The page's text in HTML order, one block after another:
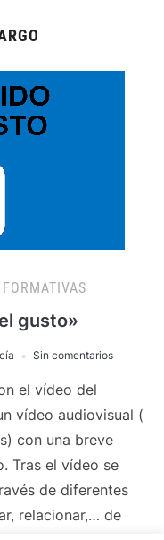
gusto»
Sin comentarios
el vídeo del
vídeo audiovisual (
con una breve
Tras el vídeo se
de diferentes
relacionar,… de